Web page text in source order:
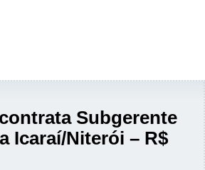
Subgerente
Icaraí/Niterói – R$